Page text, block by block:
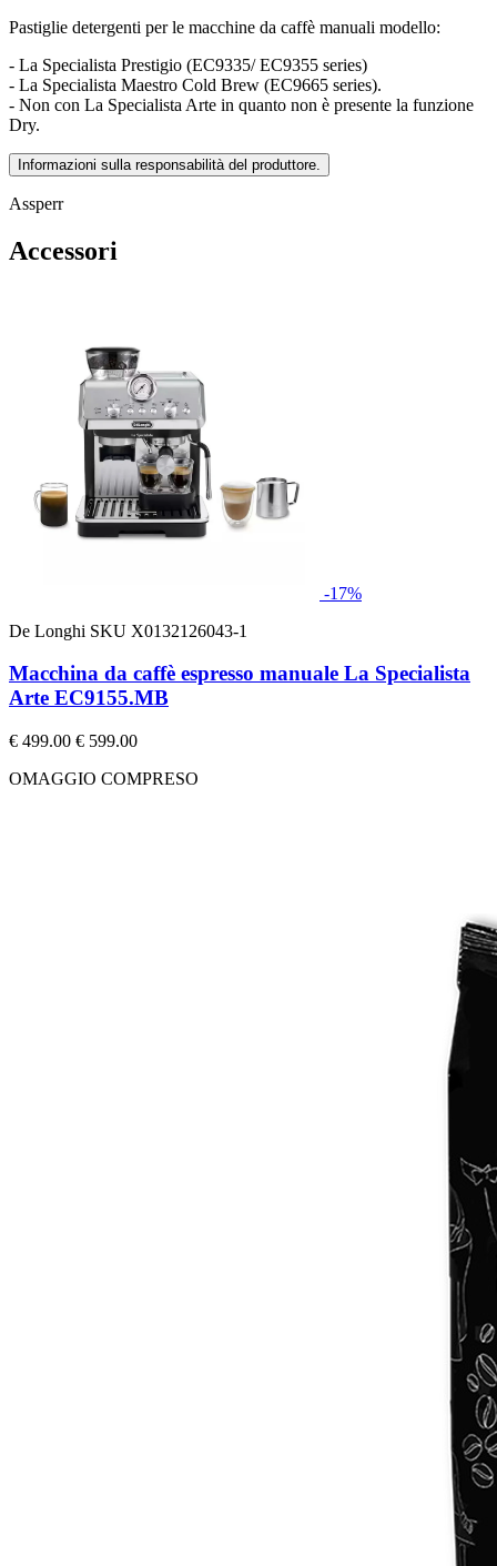
Pastiglie detergenti per le macchine da caffè manuali modello:
- La Specialista Prestigio (EC9335/ EC9355 series)
- La Specialista Maestro Cold Brew (EC9665 series).
- Non con La Specialista Arte in quanto non è presente la funzione
Dry.
Informazioni sulla responsabilità del produttore.
Assperr
Accessori
-17%
De Longhi SKU X0132126043-1
Macchina da caffè espresso manuale La Specialista
Arte EC9155.MB
€ 499.00 € 599.00
OMAGGIO COMPRESO